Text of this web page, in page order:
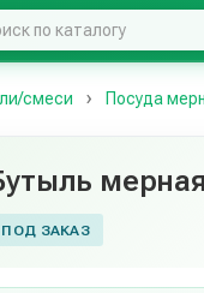
смеси Посуда
ПОД ЗАКАЗ